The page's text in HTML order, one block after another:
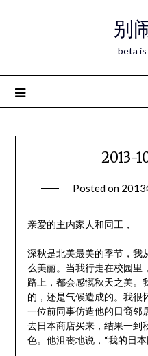
别
beta
2013-
Posted on 2013
亲爱的主内家人和同工，
深秋是北美最美的季节，我
么美丽。当我行走在校园里
路上，都会感慨秋天之美。
的，还是气候造成的。我很
一位前同事仿造他的日裔邻
去日本商店买来，结果一到
色。他沮丧地说，“我的日